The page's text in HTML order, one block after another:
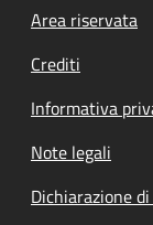
Footer
Area riservata
Crediti
Informativa
Note legali
Dichiarazione